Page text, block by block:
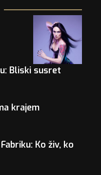
Bliski susret
krajem
Ko živ, ko